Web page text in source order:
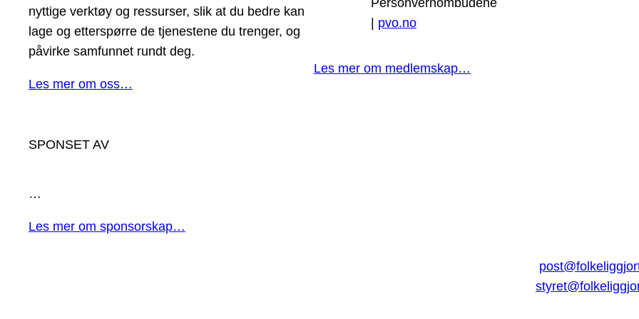
nyttige verktøy og ressurser, slik at du bedre kan
lage og etterspørre de tjenestene du trenger, og
påvirke samfunnet rundt deg.
Les mer om oss…
| pvo.no
Les mer om medlemskap…
SPONSET AV
…
Les mer om sponsorskap…